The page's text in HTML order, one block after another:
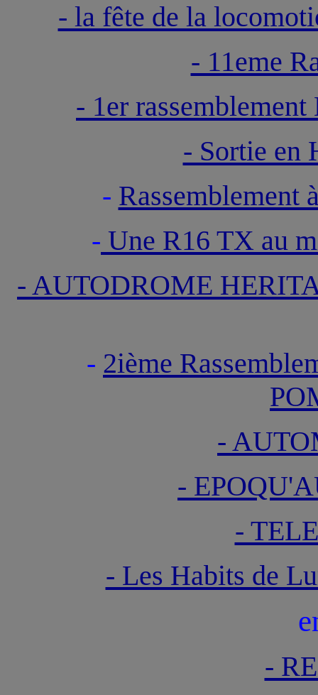
- la fête de la
- 11eme
- 1er
- Sortie en
- Rassemblement
- Une R16 TX au
- AUTODROME
- 2ième
-
-
-
- Les Habits de
-